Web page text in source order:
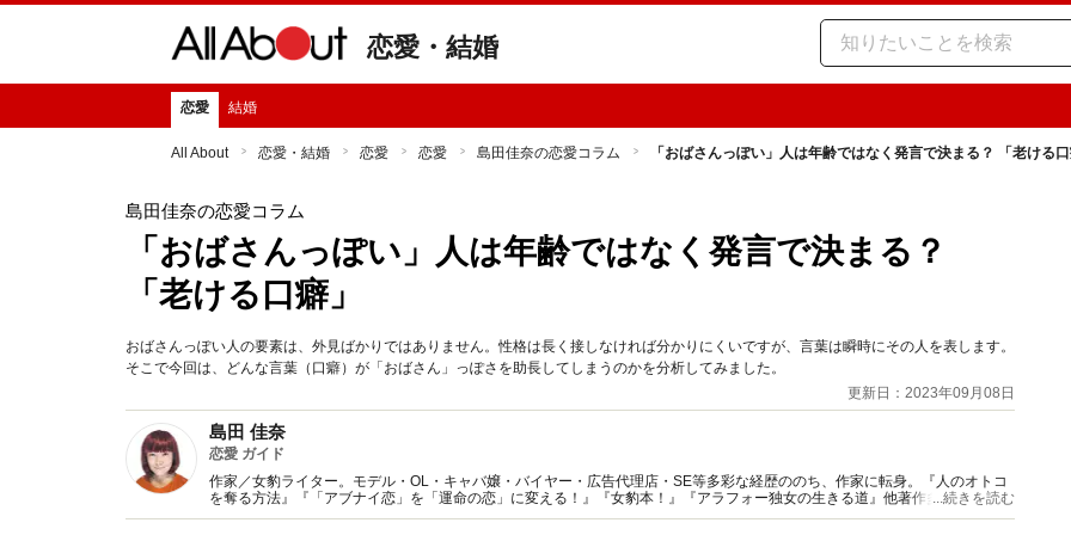
恋愛・結婚
恋愛 結婚
All About 恋愛・結婚 恋愛 恋愛 島田佳奈の恋愛コラム 「おばさんっぽい」人は年齢ではなく発言で決まる？ 「老ける
島田佳奈の恋愛コラム
「おばさんっぽい」人は年齢ではなく発言で決まる？
「老ける口癖」
おばさんっぽい人の要素は、外見ばかりではありません。性格は長く接しなければ分かりにくいですが、言葉は瞬時にその人を表します。
そこで今回は、どんな言葉（口癖）が「おばさん」っぽさを助長してしまうのかを分析してみました。
更新日：2023年09月08日
島田 佳奈
恋愛 ガイド
作家／女豹ライター。モデル・OL・キャバ嬢・バイヤー・広告代理店・SE等多彩な経歴ののち、作家に転身。『人のオトコ
を奪る方法』『「アブナイ恋」を「運命の恋」に変える！』『女豹本！』『アラフォー独女の生きる道』他著作多数。Web、
雑誌、TV等メディアを問わず活動中。
...続きを読む